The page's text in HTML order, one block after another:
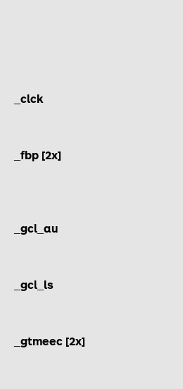
_clck
_fbp [2x]
_gcl_au
_gcl_ls
_gtmeec [2x]